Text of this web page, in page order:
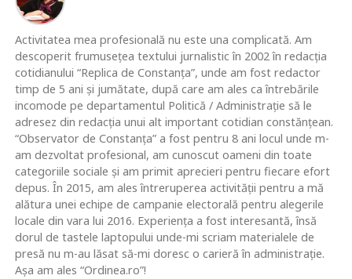
Activitatea mea profesională nu este una complicată. Am
descoperit frumusețea textului jurnalistic în 2002 în redacția
cotidianului “Replica de Constanța”, unde am fost redactor
timp de 5 ani și jumătate, după care am ales ca întrebările
incomode pe departamentul Politică / Administrație să le
adresez din redacția unui alt important cotidian constănțean.
“Observator de Constanța” a fost pentru 8 ani locul unde m-
am dezvoltat profesional, am cunoscut oameni din toate
categoriile sociale și am primit aprecieri pentru fiecare efort
depus. În 2015, am ales întreruperea activității pentru a mă
alătura unei echipe de campanie electorală pentru alegerile
locale din vara lui 2016. Experiența a fost interesantă, însă
dorul de tastele laptopului unde-mi scriam materialele de
presă nu m-au lăsat să-mi doresc o carieră în administrație.
Așa am ales “Ordinea.ro”!